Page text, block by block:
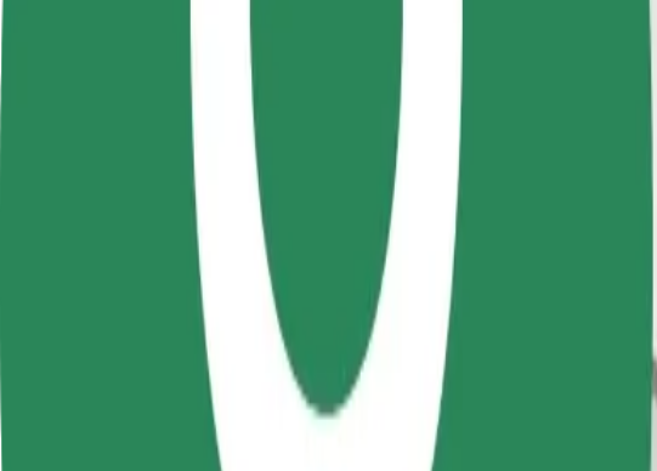
Spitalul Militar de Urgențe “Dr. Alexandru Augustin” Sibiu
Komfort og bekvemmelighet er bare noen trykk unna!
Pålitelige turer i vanlige, mellomstore biler.